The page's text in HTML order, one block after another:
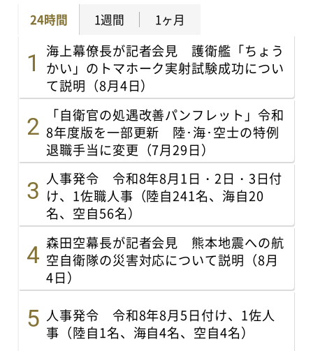
24時間 1週間 1ヶ月
海上幕僚長が記者会見 護衛艦「ちょう
かい」のトマホーク実射試験成功につい
て説明（8月4日）
「自衛官の処遇改善パンフレット」令和
8年度版を一部更新 陸･海･空士の特例
退職手当に変更（7月29日）
人事発令 令和8年8月1日・2日・3日付
け、1佐職人事（陸自241名、海自20
名、空自56名）
森田空幕長が記者会見 熊本地震への航
空自衛隊の災害対応について説明（8月
4日）
人事発令 令和8年8月5日付け、1佐人
事（陸自1名、海自4名、空自4名）